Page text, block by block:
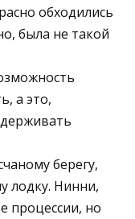
обходились
была не такой
а это,
берегу,
лодку. Нинни,
процессии, но